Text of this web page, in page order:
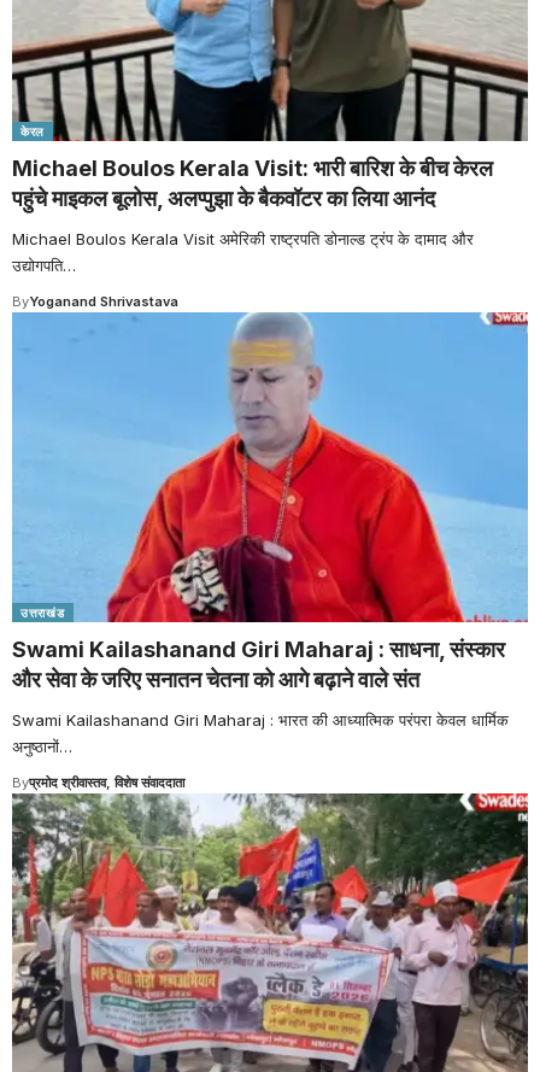
केरल
Michael Boulos Kerala Visit: भारी बारिश के बीच केरल
पहुंचे माइकल बूलोस, अलप्पुझा के बैकवॉटर का लिया आनंद
Michael Boulos Kerala Visit अमेरिकी राष्ट्रपति डोनाल्ड ट्रंप के दामाद और
उद्योगपति…
ByYoganand Shrivastava
उत्तराखंड
Swami Kailashanand Giri Maharaj : साधना, संस्कार
और सेवा के जरिए सनातन चेतना को आगे बढ़ाने वाले संत
Swami Kailashanand Giri Maharaj : भारत की आध्यात्मिक परंपरा केवल धार्मिक
अनुष्ठानों…
Byप्रमोद श्रीवास्तव, विशेष संवाददाता